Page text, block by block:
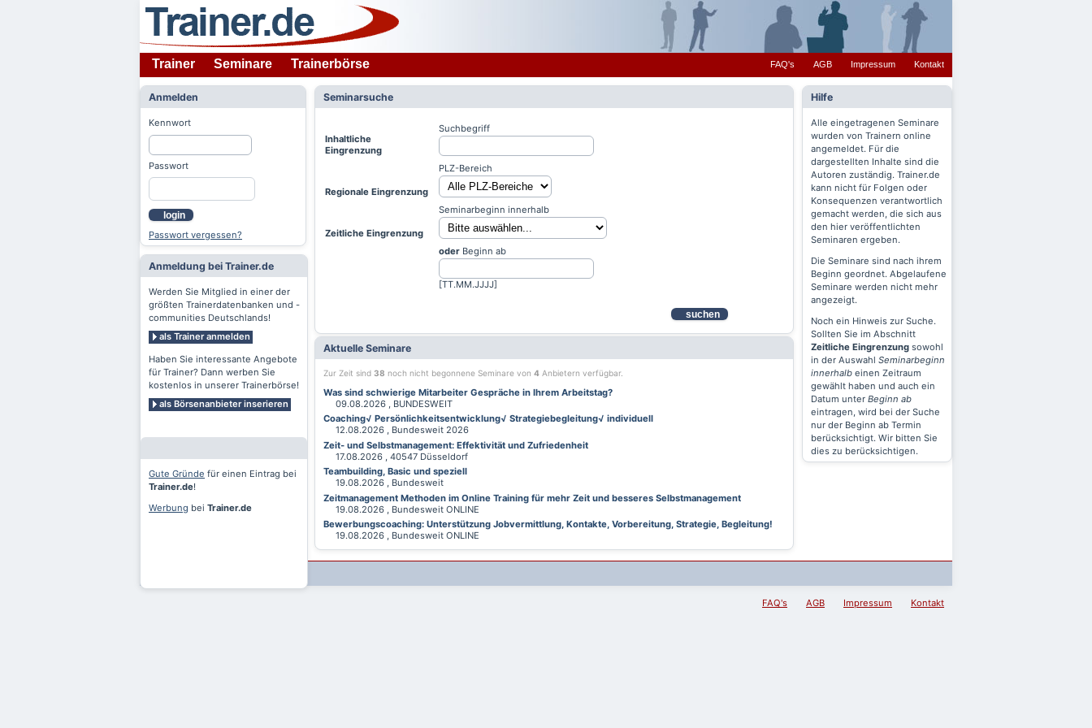
Trainer Seminare Trainerbörse FAQ's AGB Impressum Kontakt
Anmelden
Kennwort
Passwort
login
Passwort vergessen?
Anmeldung bei Trainer.de
Werden Sie Mitglied in einer der
größten Trainerdatenbanken und -
communities Deutschlands!
als Trainer anmelden
Haben Sie interessante Angebote
für Trainer? Dann werben Sie
kostenlos in unserer Trainerbörse!
als Börsenanbieter inserieren
Gute Gründe für einen Eintrag bei
Trainer.de!
Werbung bei Trainer.de
Hilfe
Alle eingetragenen Seminare
wurden von Trainern online
angemeldet. Für die
dargestellten Inhalte sind die
Autoren zuständig. Trainer.de
kann nicht für Folgen oder
Konsequenzen verantwortlich
gemacht werden, die sich aus
den hier veröffentlichten
Seminaren ergeben.
Die Seminare sind nach ihrem
Beginn geordnet. Abgelaufene
Seminare werden nicht mehr
angezeigt.
Noch ein Hinweis zur Suche.
Sollten Sie im Abschnitt
Zeitliche Eingrenzung sowohl
in der Auswahl Seminarbeginn
innerhalb einen Zeitraum
gewählt haben und auch ein
Datum unter Beginn ab
eintragen, wird bei der Suche
nur der Beginn ab Termin
berücksichtigt. Wir bitten Sie
dies zu berücksichtigen.
Seminarsuche
Inhaltliche
Eingrenzung
Suchbegriff
Regionale Eingrenzung
PLZ-Bereich
Zeitliche Eingrenzung
Seminarbeginn innerhalb
oder Beginn ab
[TT.MM.JJJJ]
suchen
Aktuelle Seminare
Zur Zeit sind 38 noch nicht begonnene Seminare von 4 Anbietern verfügbar.
Was sind schwierige Mitarbeiter Gespräche in Ihrem Arbeitstag?
09.08.2026 , BUNDESWEIT
Coaching√ Persönlichkeitsentwicklung√ Strategiebegleitung√ individuell
12.08.2026 , Bundesweit 2026
Zeit- und Selbstmanagement: Effektivität und Zufriedenheit
17.08.2026 , 40547 Düsseldorf
Teambuilding, Basic und speziell
19.08.2026 , Bundesweit
Zeitmanagement Methoden im Online Training für mehr Zeit und besseres Selbstmanagement
19.08.2026 , Bundesweit ONLINE
Bewerbungscoaching: Unterstützung Jobvermittlung, Kontakte, Vorbereitung, Strategie, Begleitung!
19.08.2026 , Bundesweit ONLINE
FAQ's AGB Impressum Kontakt